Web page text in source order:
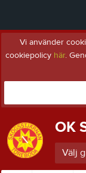
Vi använder
cookiepolicy här.
OK
Välj